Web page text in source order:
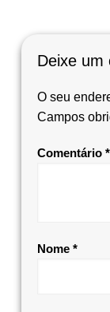
Deixe um
O seu
Campos
Comentário *
Nome *